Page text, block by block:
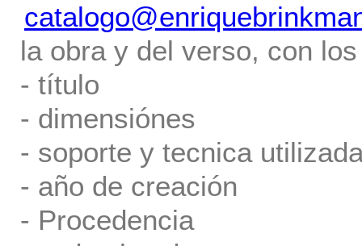
la obra y del verso, con
- título
- dimensiónes
- soporte y tecnica
- año de creación
- Procedencia